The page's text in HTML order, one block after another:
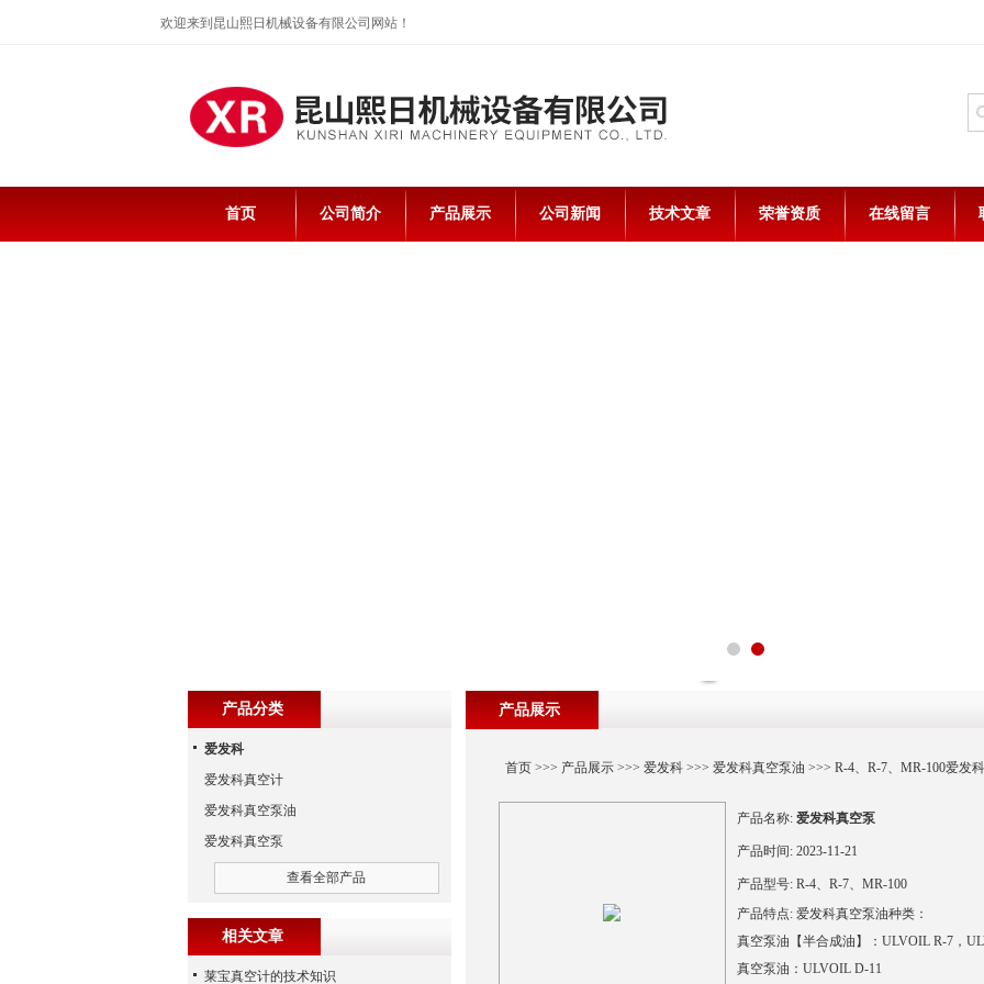
欢迎来到昆山熙日机械设备有限公司网站！
首页 公司简介 产品展示 公司新闻 技术文章 荣誉资质 在线留言
产品展示
首页>>> 产品展示>>> 爱发科>>> 爱发科真空泵油 >>> R-4、R-7、MR-100爱发
产品名称: 爱发科真空泵
产品时间: 2023-11-21
产品型号: R-4、R-7、MR-100
产品特点: 爱发科真空泵油种类：
真空泵油【半合成油】：ULVOIL R-7，
真空泵油：ULVOIL D-11
产品分类
爱发科
爱发科真空计
爱发科真空泵油
爱发科真空泵
查看全部产品
相关文章
莱宝真空计的技术知识